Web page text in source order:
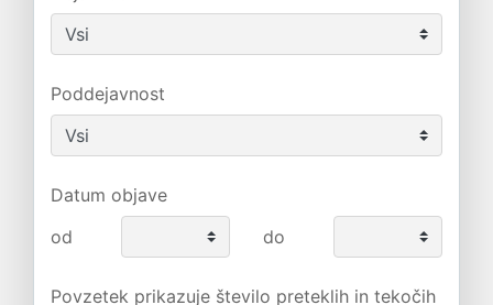
Poddejavnost
Datum objave
od
do
Povzetek prikazuje število preteklih in tekočih